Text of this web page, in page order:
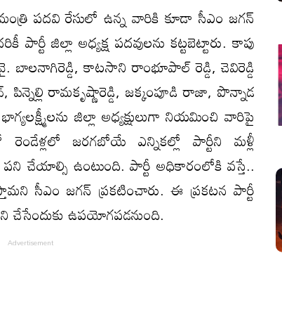
పదవి రేసులో ఉన్న వారికి కూడా సీఎం జగన్‌
జిల్లా అధ్యక్ష పదవులను కట్టబెట్టారు. కాపు
బాలనాగిరెడ్డి, కాటసాని రాంభూపాల్‌ రెడ్డి, చెవిరెడ్డి
రామకృష్ణారెడ్డి, జక్కంపూడి రాజా, పొన్నాడ
జిల్లా అధ్యక్షులుగా నియమించి వారిపై
రెండేళ్లలో జరగబోయే ఎన్నికల్లో పార్టీని మళ్లీ
చేయాల్సి ఉంటుంది. పార్టీ అధికారంలోకి వస్తే..
సీఎం జగన్‌ ప్రకటించారు. ఈ ప్రకటన పార్టీ
చేసేందుకు ఉపయోగపడనుంది.